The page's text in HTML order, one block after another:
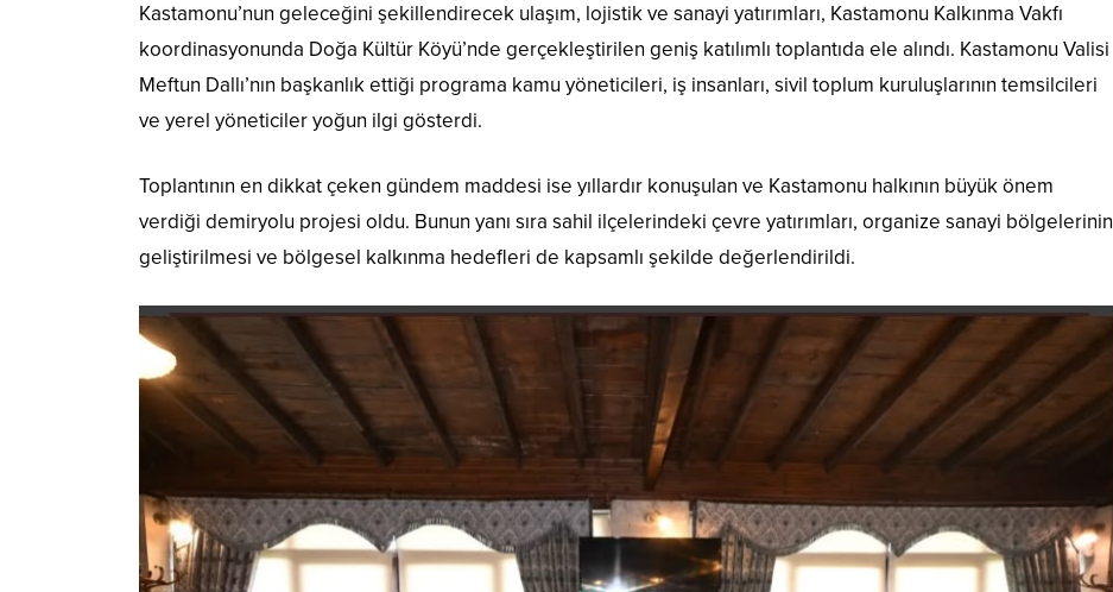
Kastamonu’nun geleceğini şekillendirecek ulaşım, lojistik ve sanayi yatırımları, Kastamonu Kalkınma Vakfı
koordinasyonunda Doğa Kültür Köyü’nde gerçekleştirilen geniş katılımlı toplantıda ele alındı. Kastamonu Valisi
Meftun Dallı’nın başkanlık ettiği programa kamu yöneticileri, iş insanları, sivil toplum kuruluşlarının temsilcileri
ve yerel yöneticiler yoğun ilgi gösterdi.
Toplantının en dikkat çeken gündem maddesi ise yıllardır konuşulan ve Kastamonu halkının büyük önem
verdiği demiryolu projesi oldu. Bunun yanı sıra sahil ilçelerindeki çevre yatırımları, organize sanayi bölgelerinin
geliştirilmesi ve bölgesel kalkınma hedefleri de kapsamlı şekilde değerlendirildi.